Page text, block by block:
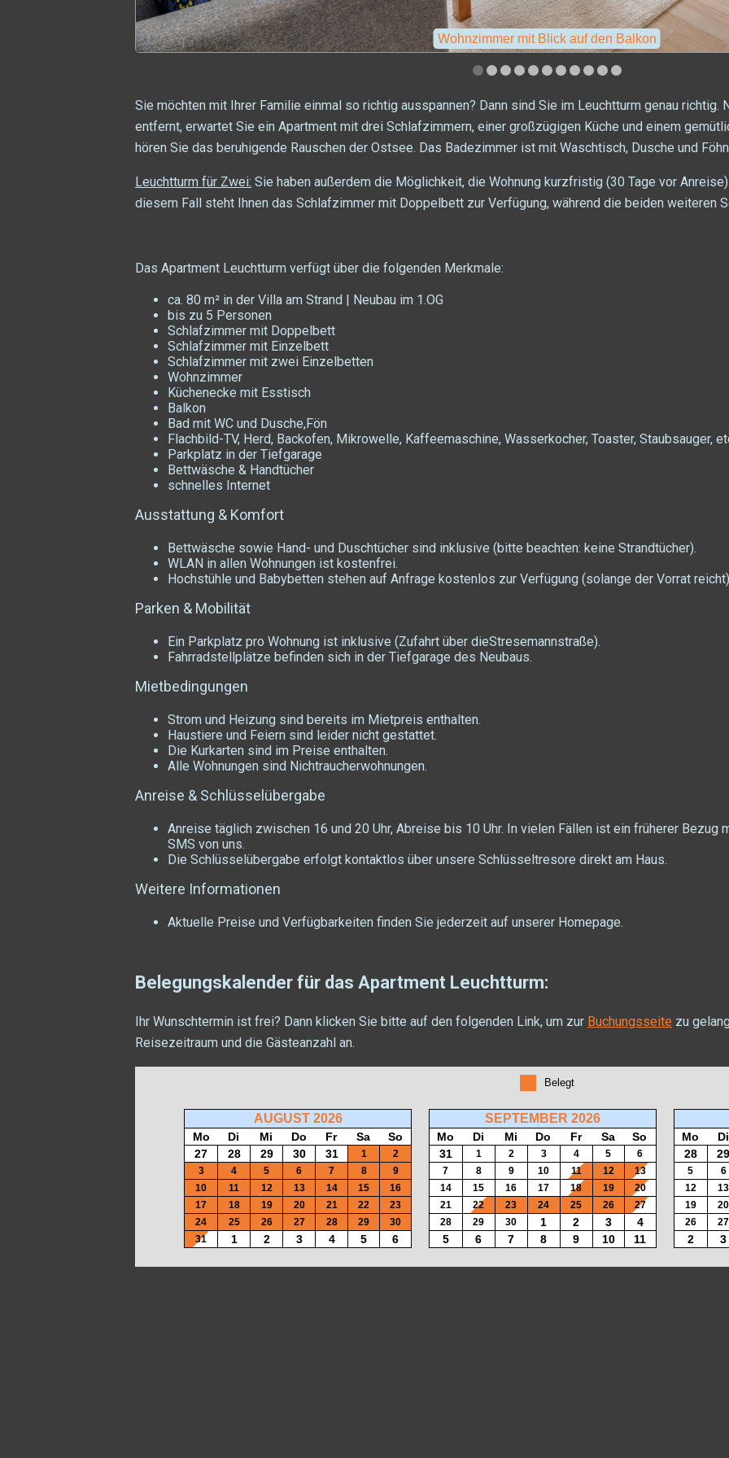
Wohnzimmer mit Blick auf den Balkon
Sie möchten mit Ihrer Familie einmal so richtig ausspannen? Dann sind Sie im Leuchtturm genau richtig.
entfernt, erwartet Sie ein Apartment mit drei Schlafzimmern, einer großzügigen Küche und einem
hören Sie das beruhigende Rauschen der Ostsee. Das Badezimmer ist mit Waschtisch, Dusche und
Leuchtturm für Zwei: Sie haben außerdem die Möglichkeit, die Wohnung kurzfristig (30 Tage vor
diesem Fall steht Ihnen das Schlafzimmer mit Doppelbett zur Verfügung, während die beiden weiteren
Das Apartment Leuchtturm verfügt über die folgenden Merkmale:
ca. 80 m² in der Villa am Strand | Neubau im 1.OG
bis zu 5 Personen
Schlafzimmer mit Doppelbett
Schlafzimmer mit Einzelbett
Schlafzimmer mit zwei Einzelbetten
Wohnzimmer
Küchenecke mit Esstisch
Balkon
Bad mit WC und Dusche,Fön
Flachbild-TV, Herd, Backofen, Mikrowelle, Kaffeemaschine, Wasserkocher, Toaster, Staubsauger,
Parkplatz in der Tiefgarage
Bettwäsche & Handtücher
schnelles Internet
Ausstattung & Komfort
Bettwäsche sowie Hand- und Duschtücher sind inklusive (bitte beachten: keine Strandtücher).
WLAN in allen Wohnungen ist kostenfrei.
Hochstühle und Babybetten stehen auf Anfrage kostenlos zur Verfügung (solange der Vorrat
Parken & Mobilität
Ein Parkplatz pro Wohnung ist inklusive (Zufahrt über dieStresemannstraße).
Fahrradstellplätze befinden sich in der Tiefgarage des Neubaus.
Mietbedingungen
Strom und Heizung sind bereits im Mietpreis enthalten.
Haustiere und Feiern sind leider nicht gestattet.
Die Kurkarten sind im Preise enthalten.
Alle Wohnungen sind Nichtraucherwohnungen.
Anreise & Schlüsselübergabe
Anreise täglich zwischen 16 und 20 Uhr, Abreise bis 10 Uhr. In vielen Fällen ist ein früherer
SMS von uns.
Die Schlüsselübergabe erfolgt kontaktlos über unsere Schlüsseltresore direkt am Haus.
Weitere Informationen
Aktuelle Preise und Verfügbarkeiten finden Sie jederzeit auf unserer Homepage.
Belegungskalender für das Apartment Leuchtturm:
Ihr Wunschtermin ist frei? Dann klicken Sie bitte auf den folgenden Link, um zur Buchungsseite zu
Reisezeitraum und die Gästeanzahl an.